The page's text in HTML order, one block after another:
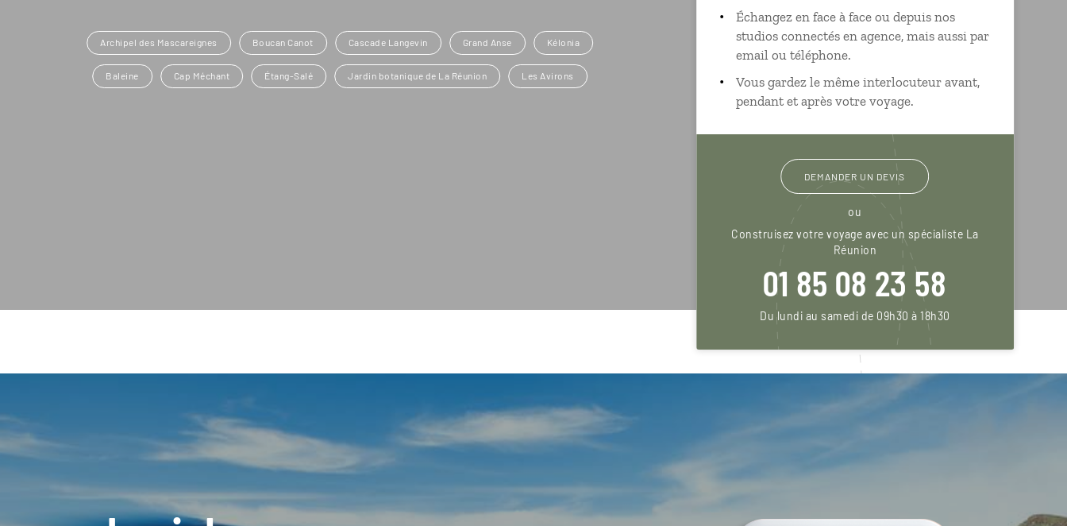
Archipel des Mascareignes Boucan Canot Cascade Langevin Grand Anse Kélonia
Baleine Cap Méchant Étang-Salé Jardin botanique de La Réunion Les Avirons
Échangez en face à face ou depuis nos
studios connectés en agence, mais aussi par
email ou téléphone.
Vous gardez le même interlocuteur avant,
pendant et après votre voyage.
DEMANDER UN DEVIS
ou
Construisez votre voyage avec un spécialiste La
Réunion
01 85 08 23 58
Du lundi au samedi de 09h30 à 18h30